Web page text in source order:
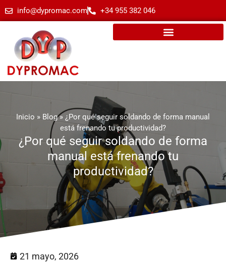
info@dypromac.com +34 955 382 046
Inicio » Blog» ¿Por qué seguir soldando de forma manual
está frenando tu productividad?
¿Por qué seguir soldando de forma
manual está frenando tu
productividad?
21 mayo, 2026